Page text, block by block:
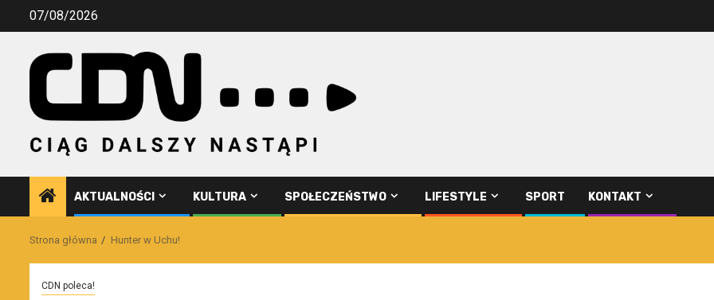
Przejdź07/08/2026
AKTUALNOŚCI KULTURA SPOŁECZEŃSTWO LIFESTYLE SPORT KONTAKT
Strona główna Hunter w Uchu!
CDN poleca!